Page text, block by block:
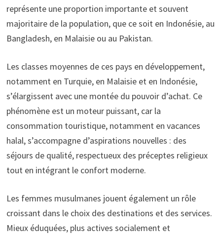
représente une proportion importante et souvent
majoritaire de la population, que ce soit en Indonésie, au
Bangladesh, en Malaisie ou au Pakistan.
Les classes moyennes de ces pays en développement,
notamment en Turquie, en Malaisie et en Indonésie,
s’élargissent avec une montée du pouvoir d’achat. Ce
phénomène est un moteur puissant, car la
consommation touristique, notamment en vacances
halal, s’accompagne d’aspirations nouvelles : des
séjours de qualité, respectueux des préceptes religieux
tout en intégrant le confort moderne.
Les femmes musulmanes jouent également un rôle
croissant dans le choix des destinations et des services.
Mieux éduquées, plus actives socialement et